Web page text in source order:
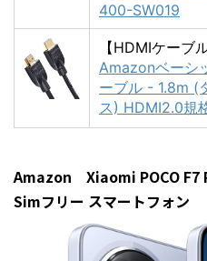
400-SW019
【HDMIケーブル
Amazonベーシ
ーブル - 1.8m (
ス) HDMI2.0規
Amazon Xiaomi POCO F7
Simフリー スマートフォン